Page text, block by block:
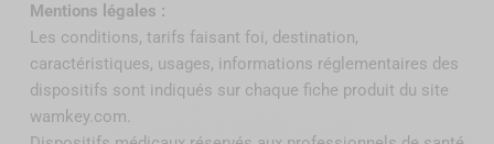
Mentions légales :
Les conditions, tarifs faisant foi, destination,
caractéristiques, usages, informations réglementaires des
dispositifs sont indiqués sur chaque fiche produit du site
wamkey.com.